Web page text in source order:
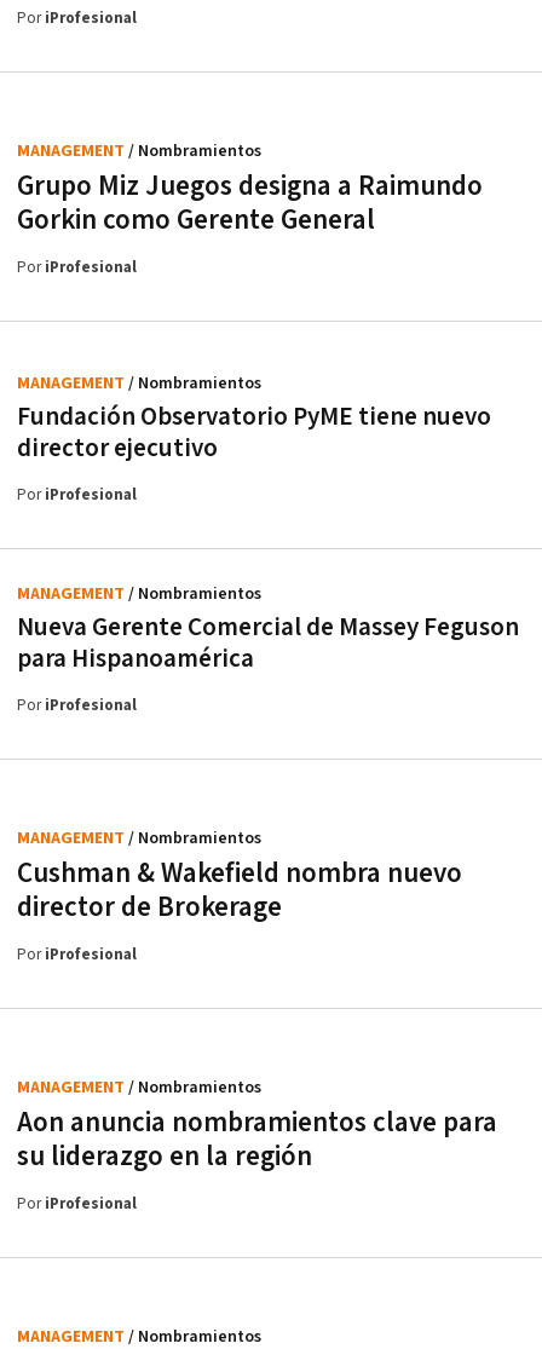
PoriProfesional
Grupo Miz Juegos designa a Raimundo
Gorkin como Gerente General
MANAGEMENT / Nombramientos
PoriProfesional
Fundación Observatorio PyME tiene nuevo
director ejecutivo
MANAGEMENT / Nombramientos
PoriProfesional
Nueva Gerente Comercial de Massey Feguson
para Hispanoamérica
MANAGEMENT / Nombramientos
PoriProfesional
Cushman & Wakefield nombra nuevo
director de Brokerage
MANAGEMENT / Nombramientos
PoriProfesional
Aon anuncia nombramientos clave para
su liderazgo en la región
MANAGEMENT / Nombramientos
PoriProfesional
MANAGEMENT / Nombramientos